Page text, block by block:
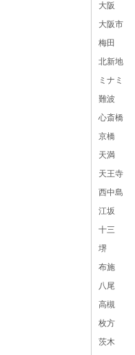
大阪
大阪市
梅田
北新地
ミナミ
難波
心斎橋
京橋
天満
天王寺
西中島
江坂
十三
堺
布施
八尾
高槻
枚方
茨木